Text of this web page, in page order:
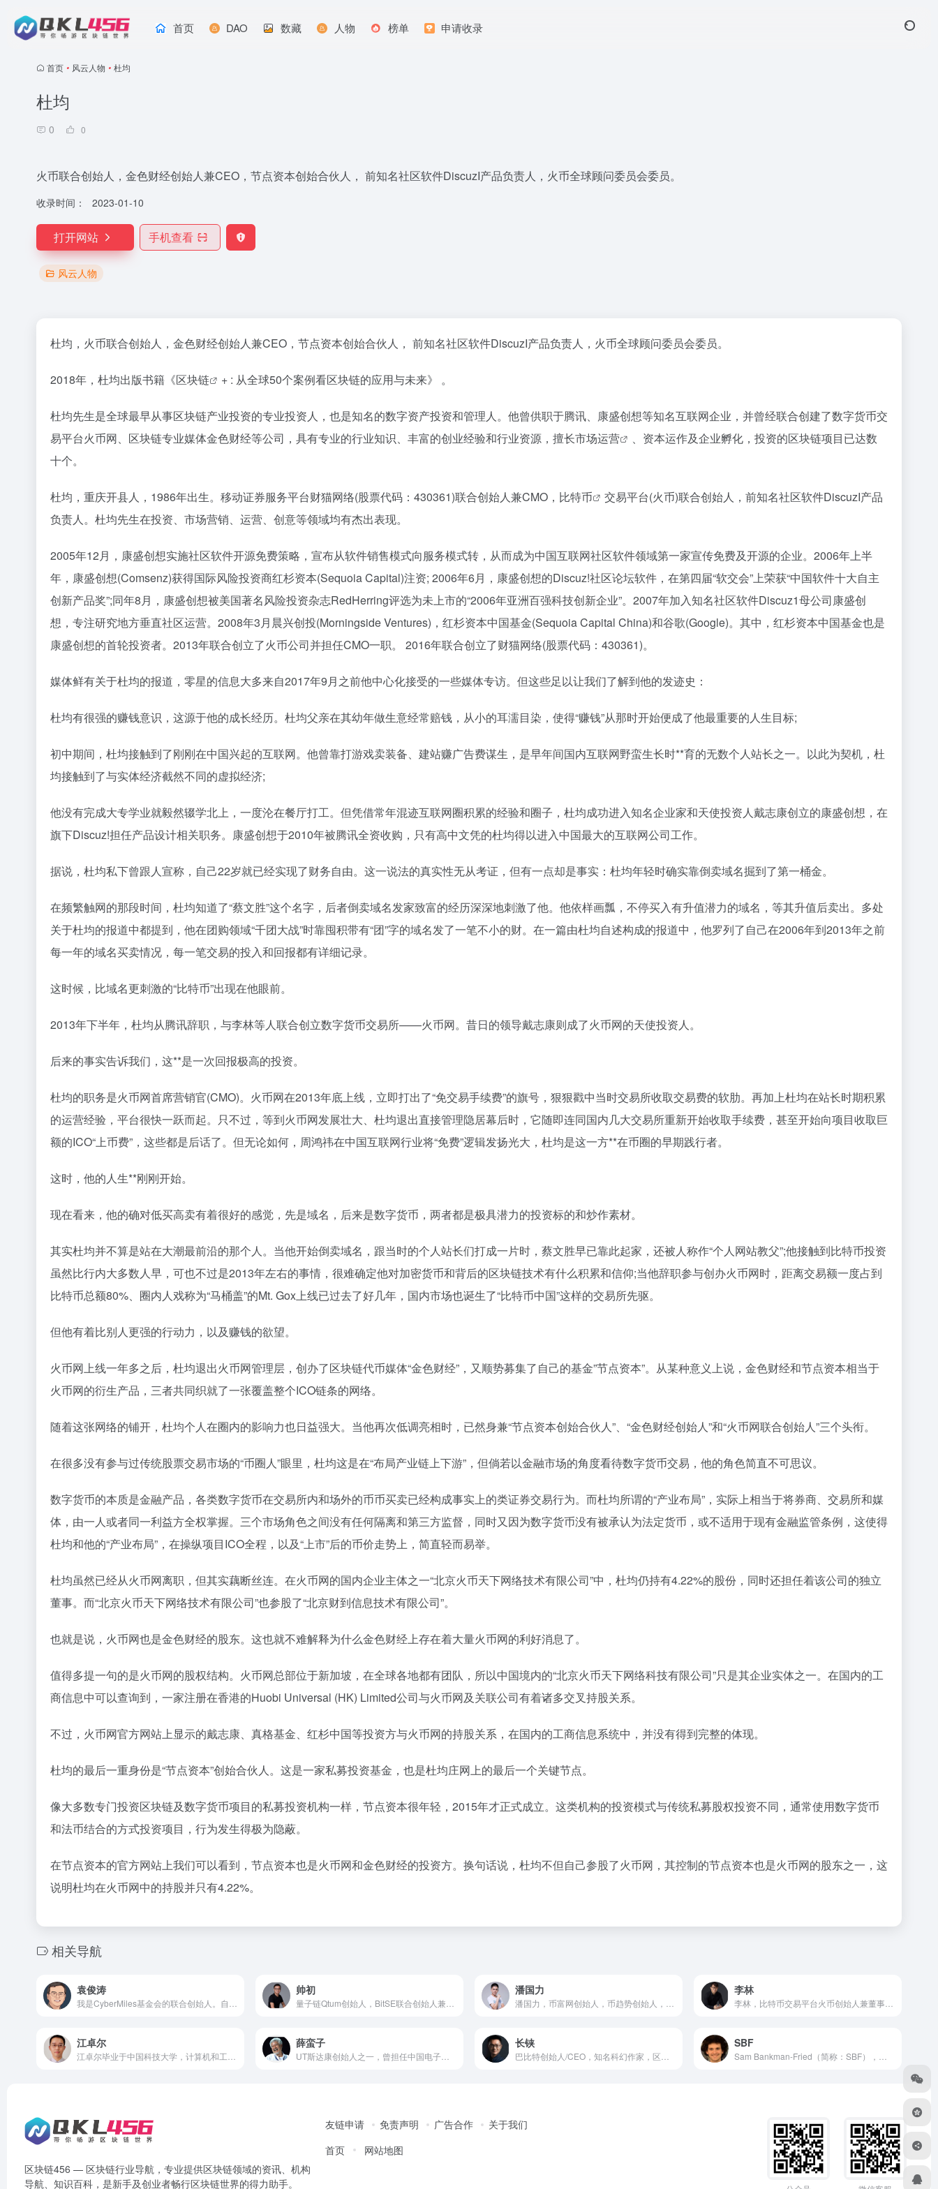
首页 DAO 数藏 人物 榜单 申请收录
首页 • 风云人物 • 杜均
杜均
0 0
火币联合创始人，金色财经创始人兼CEO，节点资本创始合伙人， 前知名社区软件DiscuzI产品负责人，火币全球顾问委员会委员。
收录时间： 2023-01-10
打开网站 手机查看
风云人物
杜均，火币联合创始人，金色财经创始人兼CEO，节点资本创始合伙人， 前知名社区软件DiscuzI产品负责人，火币全球顾问委员会委员。
2018年，杜均出版书籍《区块链 + : 从全球50个案例看区块链的应用与未来》 。
杜均先生是全球最早从事区块链产业投资的专业投资人，也是知名的数字资产投资和管理人。他曾供职于腾讯、康盛创想等知名互联网企业，并曾经联合创建了数字货币交
易平台火币网、区块链专业媒体金色财经等公司，具有专业的行业知识、丰富的创业经验和行业资源，擅长市场运营
、资本运作及企业孵化，投资的区块链项目已达数
十个。
杜均，重庆开县人，1986年出生。移动证券服务平台财猫网络(股票代码：430361)联合创始人兼CMO， 比特币
交易平台(火币)联合创始人，前知名社区软件DiscuzI产品
负责人。杜均先生在投资、市场营销、运营、创意等领域均有杰出表现。
2005年12月，康盛创想实施社区软件开源免费策略，宣布从软件销售模式向服务模式转，从而成为中国互联网社区软件领域第一家宣传免费及开源的企业。2006年上半
年，康盛创想(Comsenz)获得国际风险投资商红杉资本(Sequoia Capital)注资; 2006年6月，康盛创想的Discuz!社区论坛软件，在第四届“软交会”上荣获“中国软件十大自主
创新产品奖”;同年8月，康盛创想被美国著名风险投资杂志RedHerring评选为未上市的“2006年亚洲百强科技创新企业”。2007年加入知名社区软件Discuz1母公司康盛创
想，专注研究地方垂直社区运营。2008年3月晨兴创投(Morningside Ventures)，红杉资本中国基金(Sequoia Capital China)和谷歌(Google)。其中，红杉资本中国基金也是
康盛创想的首轮投资者。2013年联合创立了火币公司并担任CMO一职。 2016年联合创立了财猫网络(股票代码：430361)。
媒体鲜有关于杜均的报道，零星的信息大多来自2017年9月之前他中心化接受的一些媒体专访。但这些足以让我们了解到他的发迹史：
杜均有很强的赚钱意识，这源于他的成长经历。杜均父亲在其幼年做生意经常赔钱，从小的耳濡目染，使得“赚钱”从那时开始便成了他最重要的人生目标;
初中期间，杜均接触到了刚刚在中国兴起的互联网。他曾靠打游戏卖装备、建站赚广告费谋生，是早年间国内互联网野蛮生长时**育的无数个人站长之一。以此为契机，杜
均接触到了与实体经济截然不同的虚拟经济;
他没有完成大专学业就毅然辍学北上，一度沦在餐厅打工。但凭借常年混迹互联网圈积累的经验和圈子，杜均成功进入知名企业家和天使投资人戴志康创立的康盛创想，在
旗下Discuz!担任产品设计相关职务。康盛创想于2010年被腾讯全资收购，只有高中文凭的杜均得以进入中国最大的互联网公司工作。
据说，杜均私下曾跟人宣称，自己22岁就已经实现了财务自由。这一说法的真实性无从考证，但有一点却是事实：杜均年轻时确实靠倒卖域名掘到了第一桶金。
在频繁触网的那段时间，杜均知道了“蔡文胜”这个名字，后者倒卖域名发家致富的经历深深地刺激了他。他依样画瓢，不停买入有升值潜力的域名，等其升值后卖出。多处
关于杜均的报道中都提到，他在团购领域“千团大战”时靠囤积带有“团”字的域名发了一笔不小的财。在一篇由杜均自述构成的报道中，他罗列了自己在2006年到2013年之前
每一年的域名买卖情况，每一笔交易的投入和回报都有详细记录。
这时候，比域名更刺激的“比特币”出现在他眼前。
2013年下半年，杜均从腾讯辞职，与李林等人联合创立数字货币交易所——火币网。昔日的领导戴志康则成了火币网的天使投资人。
后来的事实告诉我们，这**是一次回报极高的投资。
杜均的职务是火币网首席营销官(CMO)。火币网在2013年底上线，立即打出了“免交易手续费”的旗号，狠狠戳中当时交易所收取交易费的软肋。再加上杜均在站长时期积累
的运营经验，平台很快一跃而起。只不过，等到火币网发展壮大、杜均退出直接管理隐居幕后时，它随即连同国内几大交易所重新开始收取手续费，甚至开始向项目收取巨
额的ICO“上币费”，这些都是后话了。但无论如何，周鸿祎在中国互联网行业将“免费”逻辑发扬光大，杜均是这一方**在币圈的早期践行者。
这时，他的人生**刚刚开始。
现在看来，他的确对低买高卖有着很好的感觉，先是域名，后来是数字货币，两者都是极具潜力的投资标的和炒作素材。
其实杜均并不算是站在大潮最前沿的那个人。当他开始倒卖域名，跟当时的个人站长们打成一片时，蔡文胜早已靠此起家，还被人称作“个人网站教父”;他接触到比特币投资
虽然比行内大多数人早，可也不过是2013年左右的事情，很难确定他对加密货币和背后的区块链技术有什么积累和信仰;当他辞职参与创办火币网时，距离交易额一度占到
比特币总额80%、圈内人戏称为“马桶盖”的Mt. Gox上线已过去了好几年，国内市场也诞生了“比特币中国”这样的交易所先驱。
但他有着比别人更强的行动力，以及赚钱的欲望。
火币网上线一年多之后，杜均退出火币网管理层，创办了区块链代币媒体“金色财经”，又顺势募集了自己的基金”节点资本”。从某种意义上说，金色财经和节点资本相当于
火币网的衍生产品，三者共同织就了一张覆盖整个ICO链条的网络。
随着这张网络的铺开，杜均个人在圈内的影响力也日益强大。当他再次低调亮相时，已然身兼“节点资本创始合伙人”、“金色财经创始人”和“火币网联合创始人”三个头衔。
在很多没有参与过传统股票交易市场的“币圈人”眼里，杜均这是在“布局产业链上下游”，但倘若以金融市场的角度看待数字货币交易，他的角色简直不可思议。
数字货币的本质是金融产品，各类数字货币在交易所内和场外的币币买卖已经构成事实上的类证券交易行为。而杜均所谓的“产业布局”，实际上相当于将券商、交易所和媒
体，由一人或者同一利益方全权掌握。三个市场角色之间没有任何隔离和第三方监督，同时又因为数字货币没有被承认为法定货币，或不适用于现有金融监管条例，这使得
杜均和他的“产业布局”，在操纵项目ICO全程，以及“上市”后的币价走势上，简直轻而易举。
杜均虽然已经从火币网离职，但其实藕断丝连。在火币网的国内企业主体之一“北京火币天下网络技术有限公司”中，杜均仍持有4.22%的股份，同时还担任着该公司的独立
董事。而“北京火币天下网络技术有限公司”也参股了“北京财到信息技术有限公司”。
也就是说，火币网也是金色财经的股东。这也就不难解释为什么金色财经上存在着大量火币网的利好消息了。
值得多提一句的是火币网的股权结构。火币网总部位于新加坡，在全球各地都有团队，所以中国境内的“北京火币天下网络科技有限公司”只是其企业实体之一。在国内的工
商信息中可以查询到，一家注册在香港的Huobi Universal (HK) Limited公司与火币网及关联公司有着诸多交叉持股关系。
不过，火币网官方网站上显示的戴志康、真格基金、红杉中国等投资方与火币网的持股关系，在国内的工商信息系统中，并没有得到完整的体现。
杜均的最后一重身份是“节点资本”创始合伙人。这是一家私募投资基金，也是杜均庄网上的最后一个关键节点。
像大多数专门投资区块链及数字货币项目的私募投资机构一样，节点资本很年轻，2015年才正式成立。这类机构的投资模式与传统私募股权投资不同，通常使用数字货币
和法币结合的方式投资项目，行为发生得极为隐蔽。
在节点资本的官方网站上我们可以看到，节点资本也是火币网和金色财经的投资方。换句话说，杜均不但自己参股了火币网，其控制的节点资本也是火币网的股东之一，这
说明杜均在火币网中的持股并只有4.22%。
相关导航
袁俊涛 帅初 潘国力 李林
江卓尔 薛蛮子 长铗 SBF
区块链456 — 区块链行业导航，专业提供区块链领域的资讯、机构
导航、知识百科，是新手及创业者畅行区块链世界的得力助手。
友链申请 免责声明 广告合作
关于我们
首页
网站地图